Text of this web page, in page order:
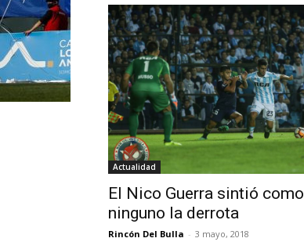
Actualidad
El Nico Guerra sintió como
ninguno la derrota
Rincón Del Bulla - 3 mayo, 2018